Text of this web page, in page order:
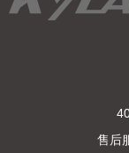
售后